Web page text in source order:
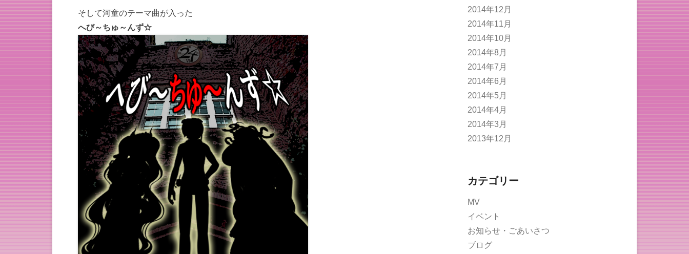
そして河童のテーマ曲が入った
へび～ちゅ～んず☆
2014年12月
2014年11月
2014年10月
2014年8月
2014年7月
2014年6月
2014年5月
2014年4月
2014年3月
2013年12月
カテゴリー
MV
イベント
お知らせ・ごあいさつ
ブログ